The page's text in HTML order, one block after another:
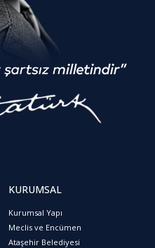
KURUMSAL
Kurumsal Yapı
Meclis ve Encümen
Ataşehir Belediyesi